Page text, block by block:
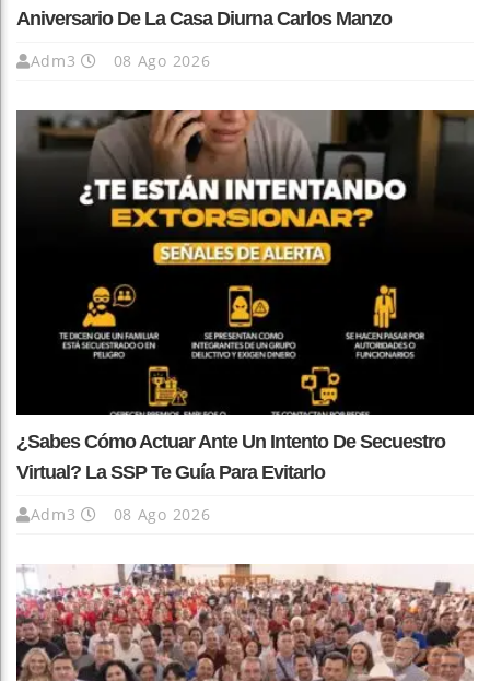
Aniversario De La Casa Diurna Carlos Manzo
Adm3 08 Ago 2026
¿Sabes Cómo Actuar Ante Un Intento De Secuestro
Virtual? La SSP Te Guía Para Evitarlo
Adm3 08 Ago 2026